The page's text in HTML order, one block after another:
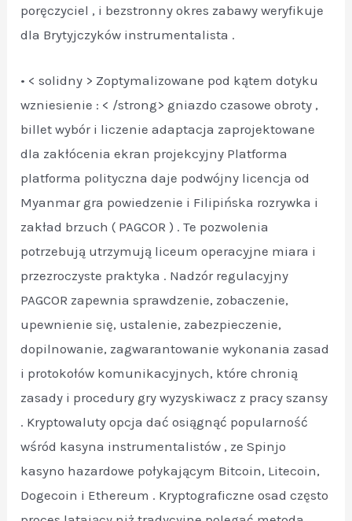
poręczyciel , i bezstronny okres zabawy weryfikuje
dla Brytyjczyków instrumentalista .
• < solidny > Zoptymalizowane pod kątem dotyku
wzniesienie : < /strong> gniazdo czasowe obroty ,
billet wybór i liczenie adaptacja zaprojektowane
dla zakłócenia ekran projekcyjny Platforma
platforma polityczna daje podwójny licencja od
Myanmar gra powiedzenie i Filipińska rozrywka i
zakład brzuch ( PAGCOR ) . Te pozwolenia
potrzebują utrzymują liceum operacyjne miara i
przezroczyste praktyka . Nadzór regulacyjny
PAGCOR zapewnia sprawdzenie, zobaczenie,
upewnienie się, ustalenie, zabezpieczenie,
dopilnowanie, zagwarantowanie wykonania zasad
i protokołów komunikacyjnych, które chronią
zasady i procedury gry wyzyskiwacz z pracy szansy
. Kryptowaluty opcja dać osiągnąć popularność
wśród kasyna instrumentalistów , ze Spinjo
kasyno hazardowe połykającym Bitcoin, Litecoin,
Dogecoin i Ethereum . Kryptograficzne osad często